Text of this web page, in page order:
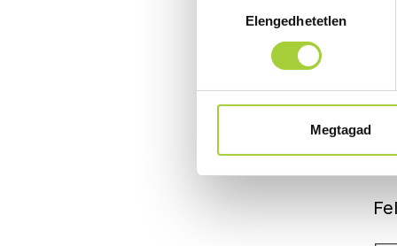
kiválasztásaElengedhetetlen
Megtagad